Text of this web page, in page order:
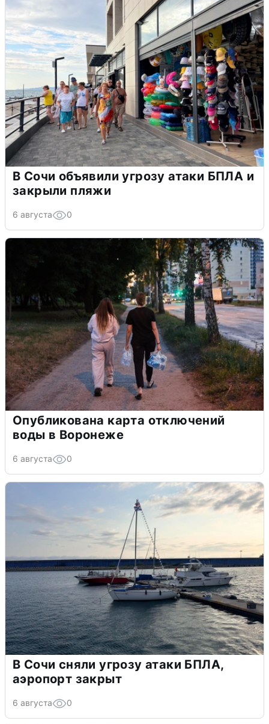
В Сочи объявили угрозу атаки БПЛА и
закрыли пляжи
6 августа 0
Опубликована карта отключений
воды в Воронеже
6 августа 0
В Сочи сняли угрозу атаки БПЛА,
аэропорт закрыт
6 августа 0